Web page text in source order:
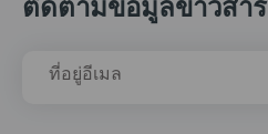
ที่อยู่อีเมล